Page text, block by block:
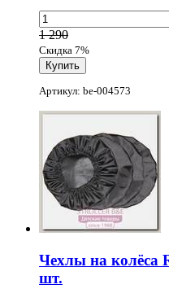
1 290
Скидка 7%
Артикул: be-004573
Чехлы на колёса
шт.